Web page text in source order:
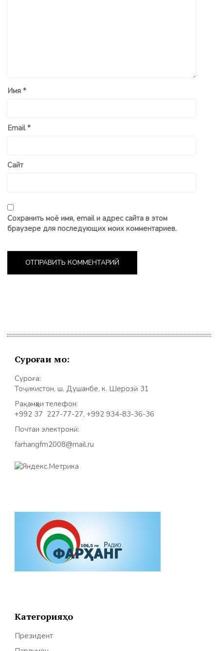
Имя *
Email*
Сайт
Сохранить моё имя, email и адрес сайта в этом
браузере для последующих моих комментариев.
Суроғаи мо:
Суроға:
Тоҷикистон, ш. Душанбе, к. Шерозӣ 31
Рақамҳои телефон:
+992 37 227-77-27, +992 934-83-36-36
Почтаи электронӣ:
farhangfm2008@mail.ru
Категорияҳо
Президент